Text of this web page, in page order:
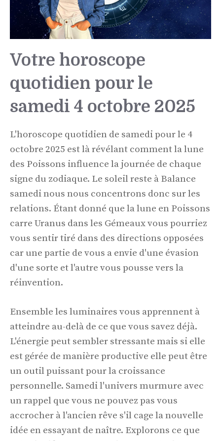
Votre horoscope
quotidien pour le
samedi 4 octobre 2025
L'horoscope quotidien de samedi pour le 4
octobre 2025 est là révélant comment la lune
des Poissons influence la journée de chaque
signe du zodiaque. Le soleil reste à Balance
samedi nous nous concentrons donc sur les
relations. Étant donné que la lune en Poissons
carre Uranus dans les Gémeaux vous pourriez
vous sentir tiré dans des directions opposées
car une partie de vous a envie d'une évasion
d'une sorte et l'autre vous pousse vers la
réinvention.
Ensemble les luminaires vous apprennent à
atteindre au-delà de ce que vous savez déjà.
L'énergie peut sembler stressante mais si elle
est gérée de manière productive elle peut être
un outil puissant pour la croissance
personnelle. Samedi l'univers murmure avec
un rappel que vous ne pouvez pas vous
accrocher à l'ancien rêve s'il cage la nouvelle
idée en essayant de naître. Explorons ce que